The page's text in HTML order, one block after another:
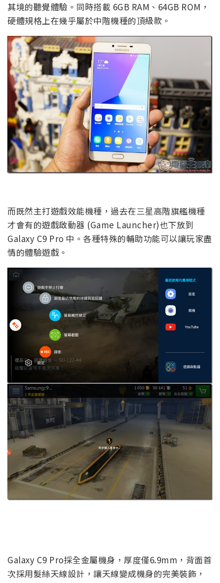
其境的聽覺體驗。同時搭載 6GB RAM、64GB ROM，
硬體規格上在幾乎屬於中階機種的頂級款。
而既然主打遊戲效能機種，過去在三星高階旗艦機種
才會有的遊戲啟動器 (Game Launcher)也下放到
Galaxy C9 Pro 中。各種特殊的輔助功能可以讓玩家盡
情的體驗遊戲。
Galaxy C9 Pro採全金屬機身，厚度僅6.9mm，背面首
次採用髮絲天線設計，讓天線變成機身的完美裝飾，